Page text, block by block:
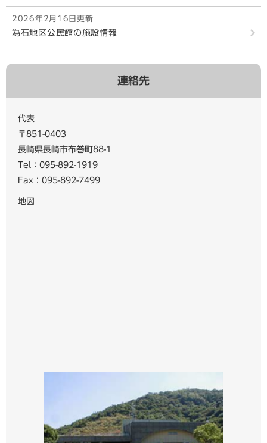
2026年2月16日更新
為石地区公民館の施設情報
連絡先
代表
〒851-0403
長崎県長崎市布巻町88-1
Tel：095-892-1919
Fax：095-892-7499
地図